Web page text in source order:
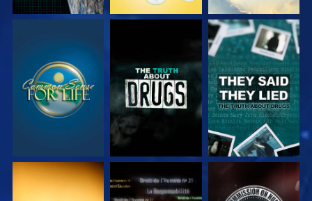
REGARDER REGARDER REGARDER